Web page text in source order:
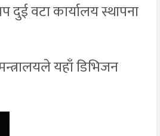
दुई वटा कार्यालय स्थापना
यहाँ डिभिजन